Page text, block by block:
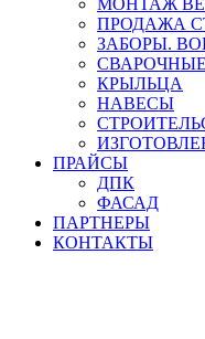
МОНТАЖ
ПРОДАЖА
ЗАБОРЫ.
КРЫЛЬЦА
НАВЕСЫ
ПРАЙСЫ
ДПК
ФАСАД
ПАРТНЕРЫ
КОНТАКТЫ